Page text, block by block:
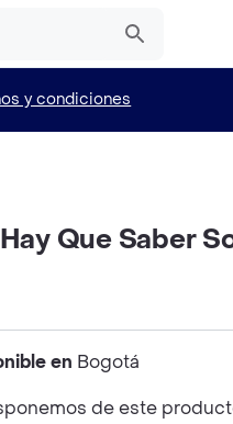
y condiciones
Que Saber
en Bogotá
de este